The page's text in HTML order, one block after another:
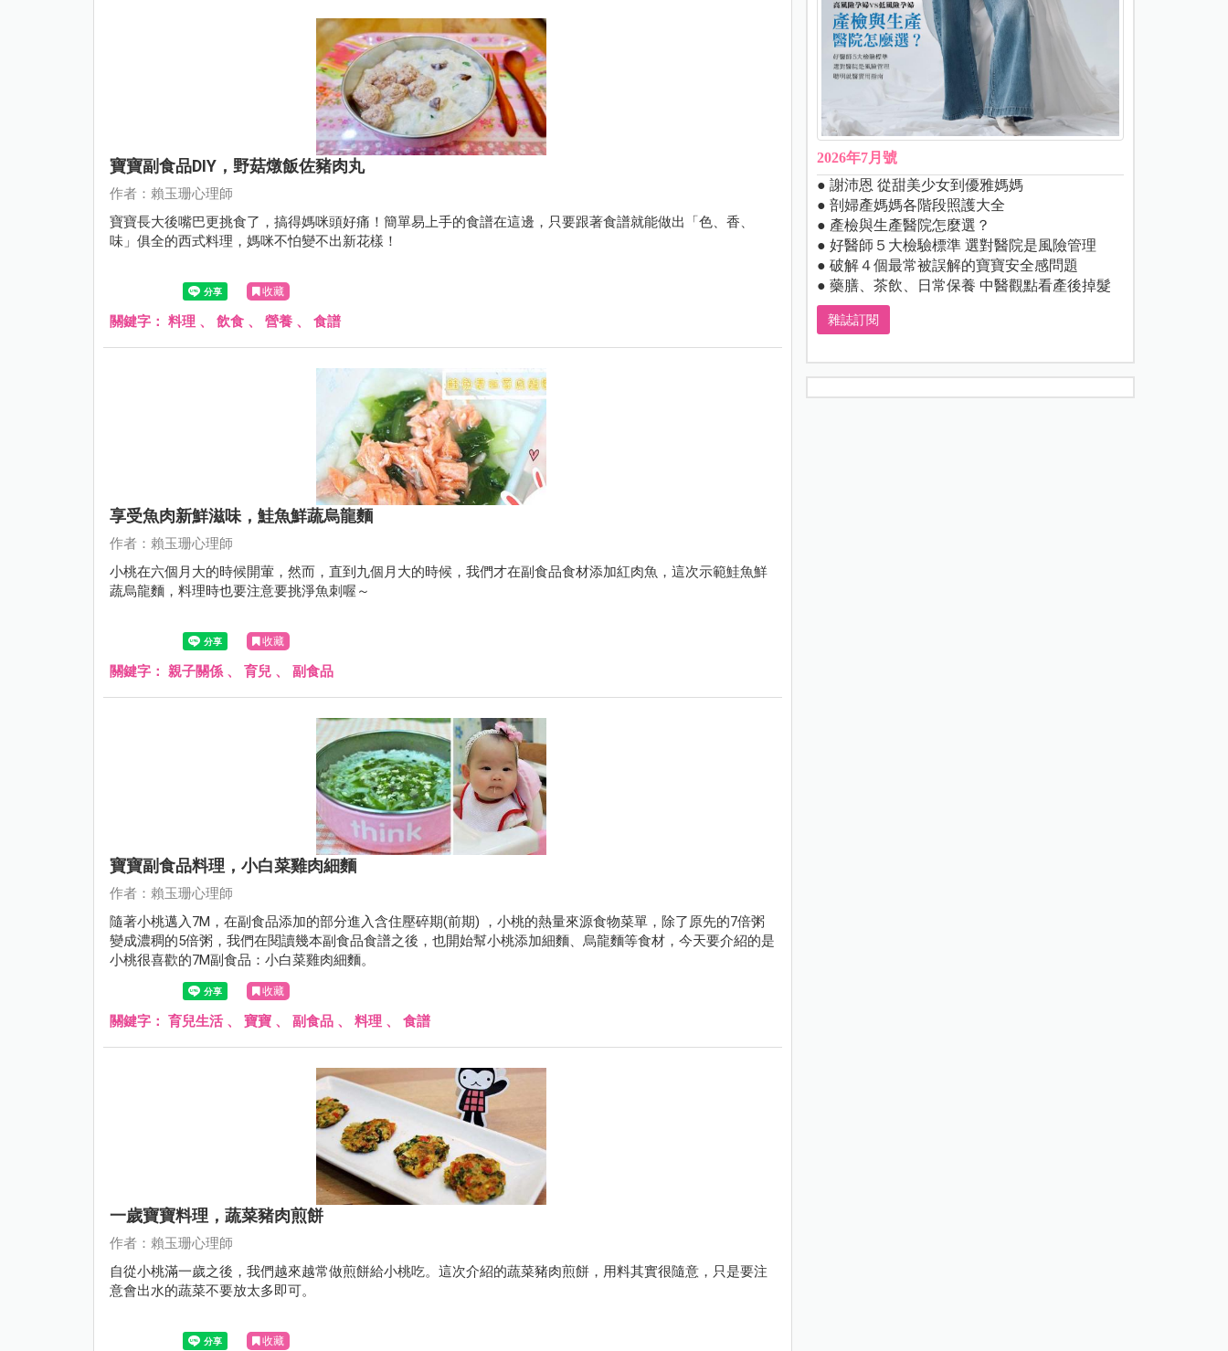
寶寶副食品DIY，野菇燉飯佐豬肉丸
作者：賴玉珊心理師
寶寶長大後嘴巴更挑食了，搞得媽咪頭好痛！簡單易上手的食譜在這邊，只要跟著食譜就能做出「色、香、
味」俱全的西式料理，媽咪不怕變不出新花樣！
收藏
關鍵字： 料理 、 飲食 、 營養 、 食譜
享受魚肉新鮮滋味，鮭魚鮮蔬烏龍麵
作者：賴玉珊心理師
小桃在六個月大的時候開葷，然而，直到九個月大的時候，我們才在副食品食材添加紅肉魚，這次示範鮭魚鮮
蔬烏龍麵，料理時也要注意要挑淨魚刺喔～
收藏
關鍵字： 親子關係 、 育兒 、 副食品
寶寶副食品料理，小白菜雞肉細麵
作者：賴玉珊心理師
隨著小桃邁入7M，在副食品添加的部分進入含住壓碎期(前期) ，小桃的熱量來源食物菜單，除了原先的7倍粥
變成濃稠的5倍粥，我們在閱讀幾本副食品食譜之後，也開始幫小桃添加細麵、烏龍麵等食材，今天要介紹的是
小桃很喜歡的7M副食品：小白菜雞肉細麵。
收藏
關鍵字： 育兒生活、 寶寶 、 副食品 、 料理 、 食譜
一歲寶寶料理，蔬菜豬肉煎餅
作者：賴玉珊心理師
自從小桃滿一歲之後，我們越來越常做煎餅給小桃吃。這次介紹的蔬菜豬肉煎餅，用料其實很隨意，只是要注
意會出水的蔬菜不要放太多即可。
收藏
2026年7月號
● 謝沛恩 從甜美少女到優雅媽媽
● 剖婦產媽媽各階段照護大全
● 產檢與生產醫院怎麼選？
● 好醫師５大檢驗標準 選對醫院是風險管理
● 破解４個最常被誤解的寶寶安全感問題
● 藥膳、茶飲、日常保養 中醫觀點看產後掉髮
雜誌訂閱